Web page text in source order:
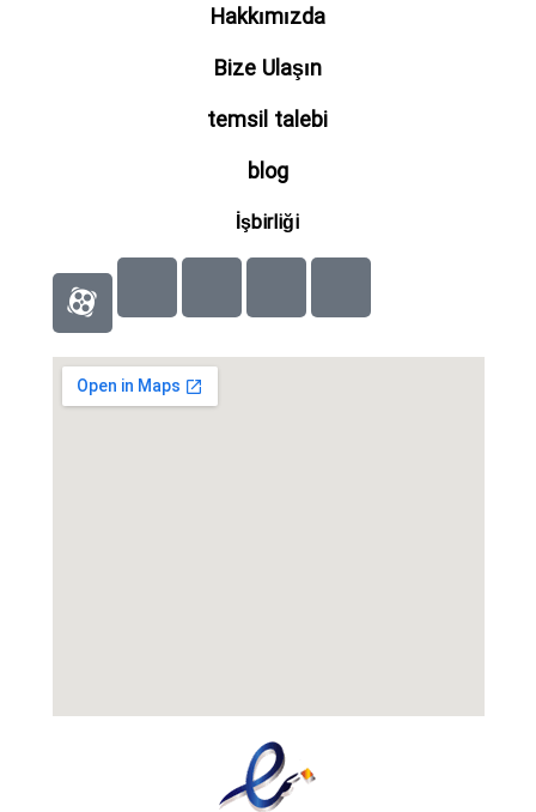
Hakkımızda
Bize Ulaşın
temsil talebi
blog
İşbirliği